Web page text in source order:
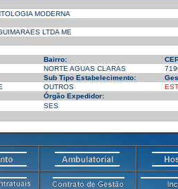
MODERNA
LTDA ME
Bairro:
NORTE AGUAS CLARAS
Sub Tipo Estabelecimento:
OUTROS
Órgão Expedidor:
SES